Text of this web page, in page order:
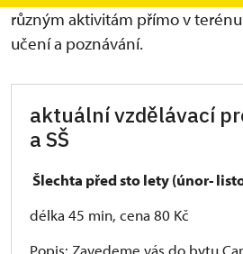
různým aktivitám přímo v
učení a poznávání.
aktuální vzdělávací
a SŠ
Šlechta před sto lety (únor-
délka 45 min, cena 80 Kč
Popis: Zavedeme vás do bytu